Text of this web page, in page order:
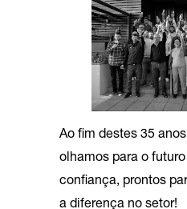
Ao fim destes 35
olhamos para o
confiança, prontos
a diferença no setor!